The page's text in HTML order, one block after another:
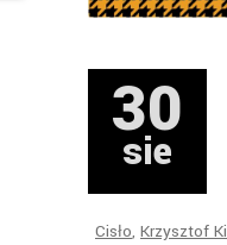
30
sie
Cisło, Krzysztof